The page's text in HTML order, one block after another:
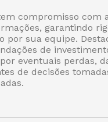
compromisso com
garantindo
por sua equipe.
de
eventuais perdas,
de decisões